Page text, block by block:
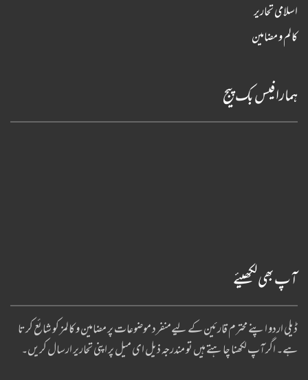
اسلامی تحاریر
کالم و مضامین
ہمارا فیس بک پیج
آپ بھی لکھیئے
ڈیلی اردو اپنے محترم قارئین کے لیےمنفرد موضوعات پر مضامین و کالمز کو شائع کرتا
ہے۔ اگر آپ لکھنا چا ہتے ہیں تو مندرجہ ذیل ای میل پر اپنی تحاریر ارسال کریں۔